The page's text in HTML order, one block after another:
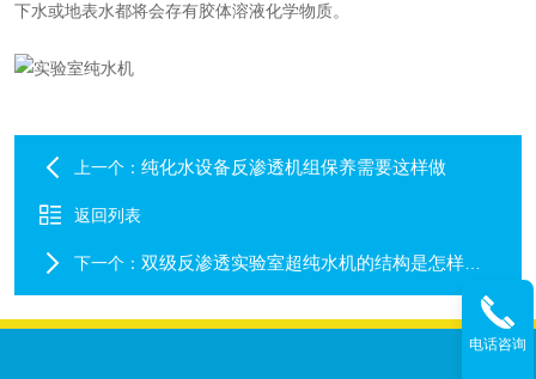
下水或地表水都将会存有胶体溶液化学物质。
上一个： 纯化水设备反渗透机组保养需要这样做
返回列表
下一个： 双级反渗透实验室超纯水机的结构是怎样的，特点有哪些呢
电话咨询